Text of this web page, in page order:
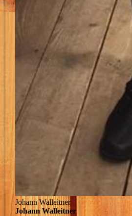
Johann Walleitner
Johann Walleitner